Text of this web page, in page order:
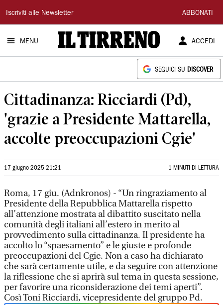
Il
Tirreno
Iscriviti alle Newsletter ABBONATI
MENU ACCEDI
SEGUICI SU DISCOVER
Cittadinanza: Ricciardi (Pd),
'grazie a Presidente Mattarella,
accolte preoccupazioni Cgie'
17 giugno 2025 21:21 1 MINUTI DI LETTURA
Roma, 17 giu. (Adnkronos) - “Un ringraziamento al
Presidente della Repubblica Mattarella rispetto
all’attenzione mostrata al dibattito suscitato nella
comunità degli italiani all’estero in merito al
provvedimento sulla cittadinanza. Il presidente ha
accolto lo “spaesamento” e le giuste e profonde
preoccupazioni del Cgie. Non a caso ha dichiarato
che sarà certamente utile, e da seguire con attenzione
la riflessione che si aprirà sul tema in questa sessione,
per favorire una riconsiderazione dei temi aperti”.
Così Toni Ricciardi, vicepresidente del gruppo Pd.